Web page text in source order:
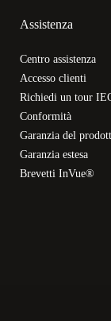
Assistenza
Centro assistenza
Accesso clienti
Richiedi un tour
Conformità
Garanzia del
Garanzia estesa
Brevetti InVue®